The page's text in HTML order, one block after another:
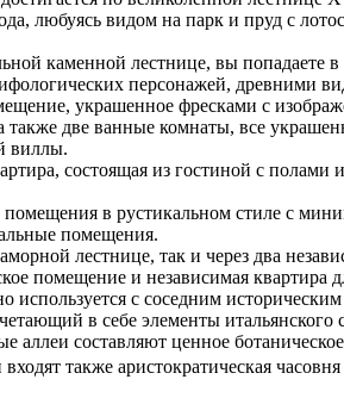
любуясь видом на парк и пруд с
каменной лестнице, вы
персонажей, древними
украшенное фресками с
также две ванные комнаты, все
виллы.
состоящая из гостиной с
в рустикальном стиле с
помещения.
лестнице, так и через два
помещение и независимая квартира
используется с соседним
в себе элементы
составляют ценное
также аристократическая